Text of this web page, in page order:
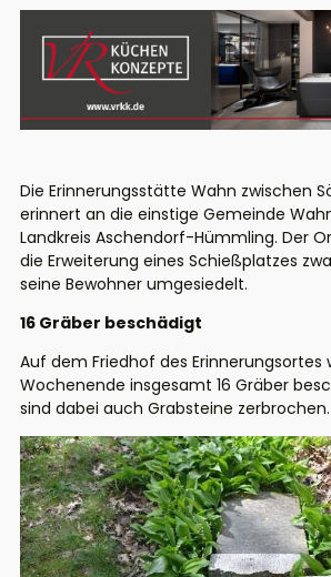
Die Erinnerungsstätte Wahn zwischen
erinnert an die einstige Gemeinde
Landkreis Aschendorf-Hümmling. Der
die Erweiterung eines Schießplatzes
seine Bewohner umgesiedelt.
16 Gräber beschädigt
Auf dem Friedhof des
Wochenende insgesamt 16 Gräber
sind dabei auch Grabsteine zerbrochen.